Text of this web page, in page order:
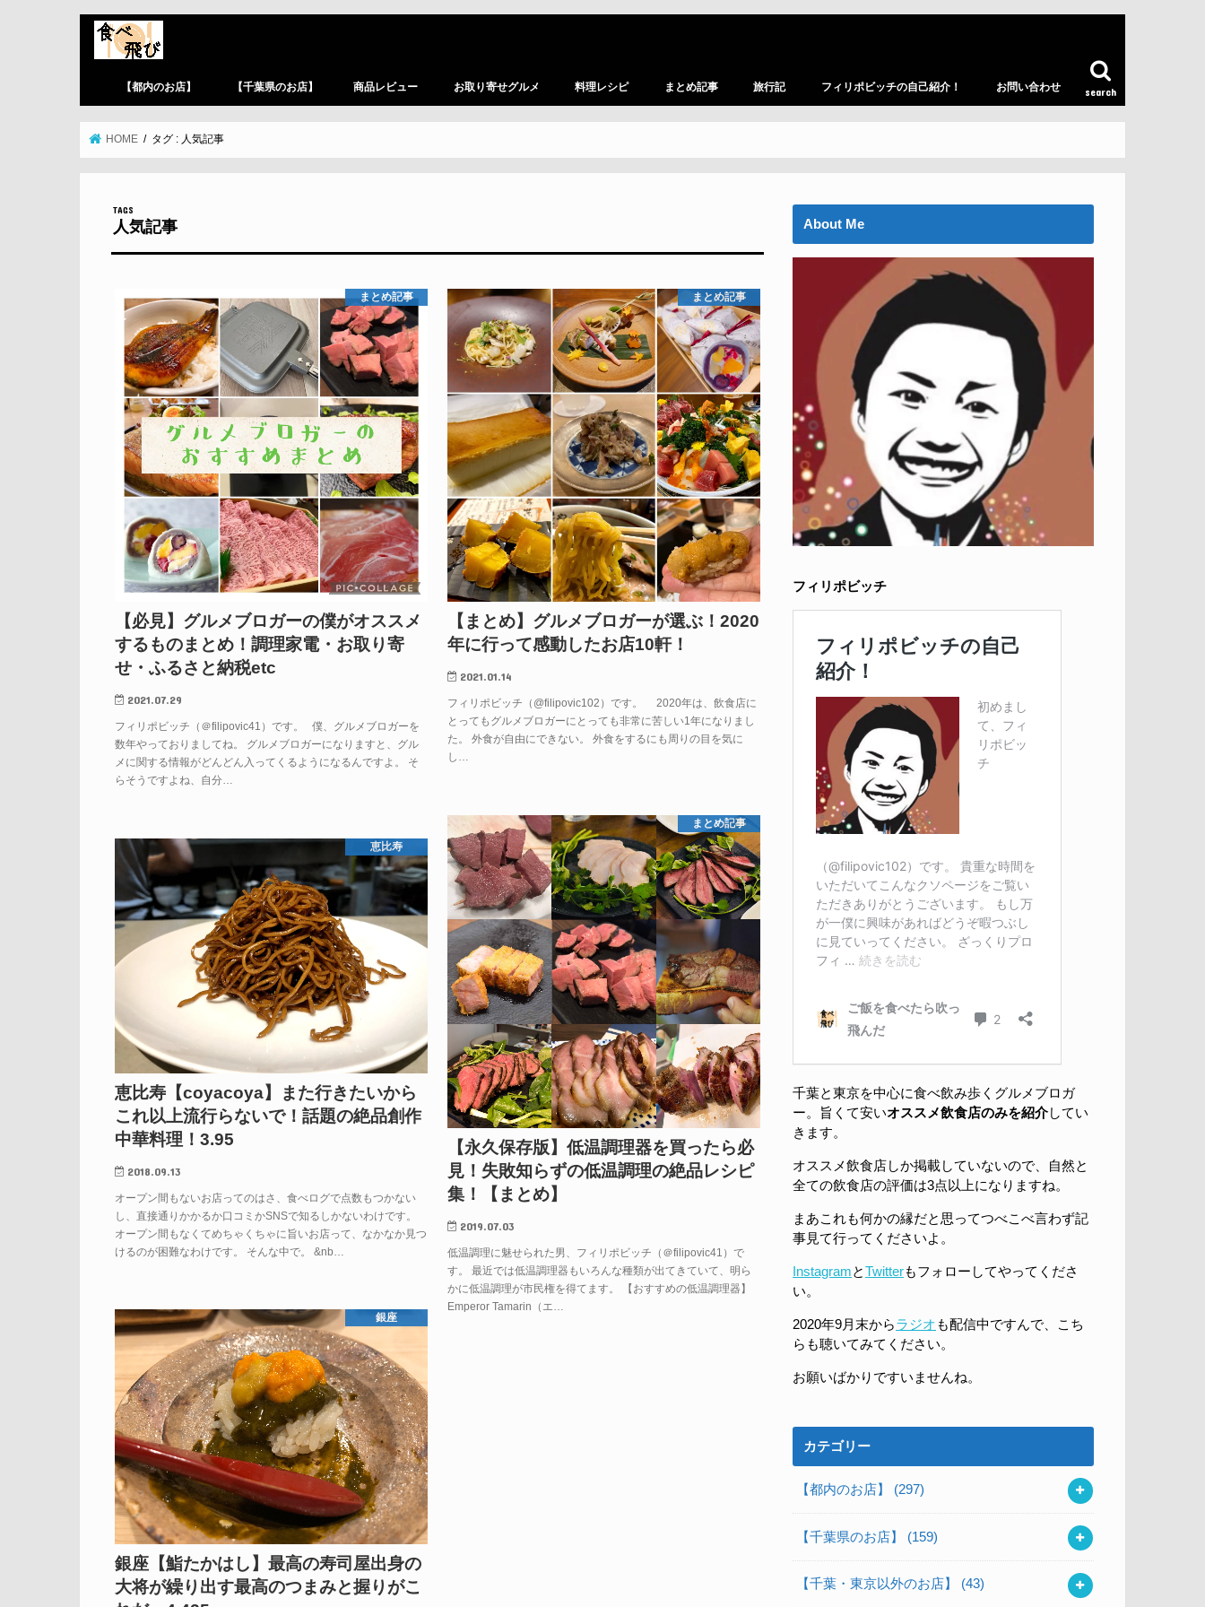
search
【都内のお店】 【千葉県のお店】 商品レビュー お取り寄せグルメ 料理レシピ まとめ記事 旅行記 フィリポビッチの自己紹介！ お問い合わせ
HOME タグ : 人気記事
人気記事
まとめ記事
【必見】グルメブロガーの僕がオススメ
するものまとめ！調理家電・お取り寄
せ・ふるさと納税etc
2021.07.29
フィリポビッチ（＠filipovic41）です。 僕、グルメブロガーを
数年やっておりましてね。 グルメブロガーになりますと、グル
メに関する情報がどんどん入ってくるようになるんですよ。 そ
らそうですよね、自分…
まとめ記事
【まとめ】グルメブロガーが選ぶ！2020
年に行って感動したお店10軒！
2021.01.14
フィリポビッチ（@filipovic102）です。 2020年は、飲食店に
とってもグルメブロガーにとっても非常に苦しい1年になりまし
た。 外食が自由にできない。 外食をするにも周りの目を気に
し…
まとめ記事
【永久保存版】低温調理器を買ったら必
見！失敗知らずの低温調理の絶品レシピ
集！【まとめ】
2019.07.03
低温調理に魅せられた男、フィリポビッチ（＠filipovic41）で
す。 最近では低温調理器もいろんな種類が出てきていて、明ら
かに低温調理が市民権を得てます。 【おすすめの低温調理器】
Emperor Tamarin（エ…
恵比寿
恵比寿【coyacoya】また行きたいから
これ以上流行らないで！話題の絶品創作
中華料理！3.95
2018.09.13
オープン間もないお店ってのはさ、食べログで点数もつかない
し、直接通りかかるか口コミかSNSで知るしかないわけです。
オープン間もなくてめちゃくちゃに旨いお店って、なかなか見つ
けるのが困難なわけです。 そんな中で。 &nb…
銀座
銀座【鮨たかはし】最高の寿司屋出身の
大将が繰り出す最高のつまみと握りがこ
About Me
フィリポビッチ
千葉と東京を中心に食べ飲み歩くグルメブロガ
ー。旨くて安いオススメ飲食店のみを紹介してい
きます。
オススメ飲食店しか掲載していないので、自然と
全ての飲食店の評価は3点以上になりますね。
まあこれも何かの縁だと思ってつべこべ言わず記
事見て行ってくださいよ。
InstagramとTwitterもフォローしてやってくださ
い。
2020年9月末からラジオも配信中ですんで、こち
らも聴いてみてください。
お願いばかりですいませんね。
カテゴリー
【都内のお店】 (297)
【千葉県のお店】 (159)
【千葉・東京以外のお店】 (43)